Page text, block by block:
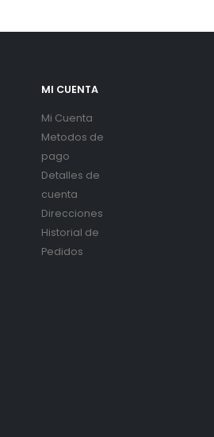
MI CUENTA
Mi Cuenta
Metodos de
pago
Detalles de
cuenta
Direcciones
Historial de
Pedidos